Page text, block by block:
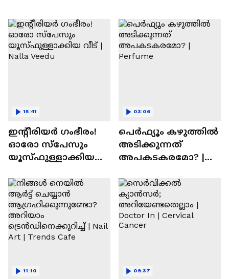
ഇന്റീരിയർ ഗംഭീരം!
ഓരോ സ്‌പേസും
യൂസ്ഫുള്ളാക്കിയ
15:41
പെർഫ്യൂം കഴുത്തിൽ
അടിക്കുന്നത്
അപകടകരമോ? |
03:06
11:10 09:37